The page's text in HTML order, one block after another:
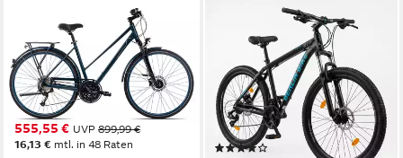
Trekkingrad Matterhorn
Trapez
56 cm Rahmenhöhe
27 Gänge
120 kg Zul. Gesamtgewicht
555,55 € UVP 899,99 €
16,13 € mtl. in 48 Raten
Mountainbike MTB1 Serien-
Komplettset 26/27,5/29 Zoll
mit Shimano-Ausstattung
21 Gänge
120 kg Zul. Gesamtgewicht
Aluminium Rahmen